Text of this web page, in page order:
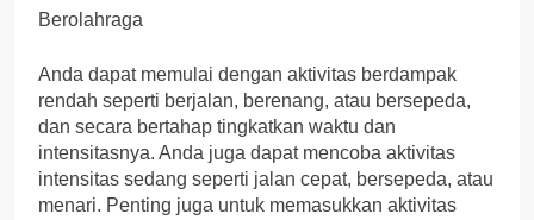
Berolahraga
Anda dapat memulai dengan aktivitas berdampak
rendah seperti berjalan, berenang, atau bersepeda,
dan secara bertahap tingkatkan waktu dan
intensitasnya. Anda juga dapat mencoba aktivitas
intensitas sedang seperti jalan cepat, bersepeda, atau
menari. Penting juga untuk memasukkan aktivitas